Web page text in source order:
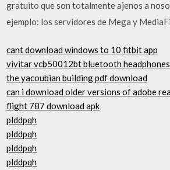
gratuito que son totalmente ajenos a
ejemplo: los servidores de Mega y
cant download windows to 10 fitbit app
vivitar vcb50012bt bluetooth
the yacoubian building pdf download
can i download older versions of adobe
flight 787 download apk
plddpqh
plddpqh
plddpqh
plddpqh